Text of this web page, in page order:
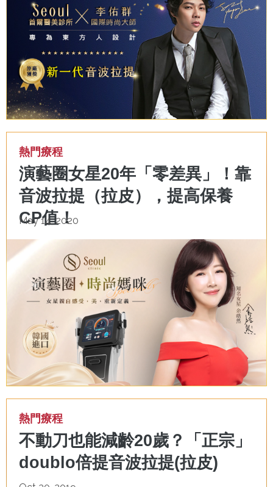
熱門療程
演藝圈女星20年「零差異」！靠
音波拉提（拉皮），提高保養
CP值！
May 14, 2020
熱門療程
不動刀也能減齡20歲？「正宗」
doublo倍提音波拉提(拉皮)